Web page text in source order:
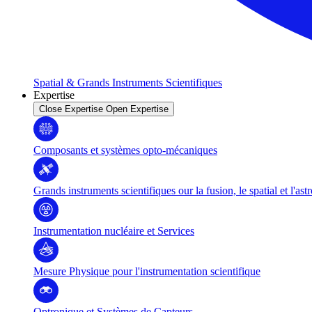
Spatial & Grands Instruments Scientifiques
Expertise
Close Expertise Open Expertise
Composants et systèmes opto-mécaniques
Grands instruments scientifiques our la fusion, le spatial et
Instrumentation nucléaire et Services
Mesure Physique pour l'instrumentation scientifique